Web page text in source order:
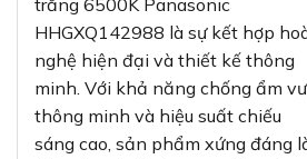
trắng 6500K Panasonic
HHGXQ142988 là sự kết hợp
nghệ hiện đại và thiết kế thông
minh. Với khả năng chống ẩm
thông minh và hiệu suất chiếu
sáng cao, sản phẩm xứng đáng